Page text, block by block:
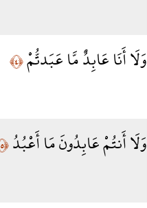
وَلَا أَنَا عَابِدٌ مَّا عَبَدتُّمْ﴿٤﴾
وَلَا أَنتُمْ عَابِدُونَ مَا أَعْبُدُ﴿٥﴾